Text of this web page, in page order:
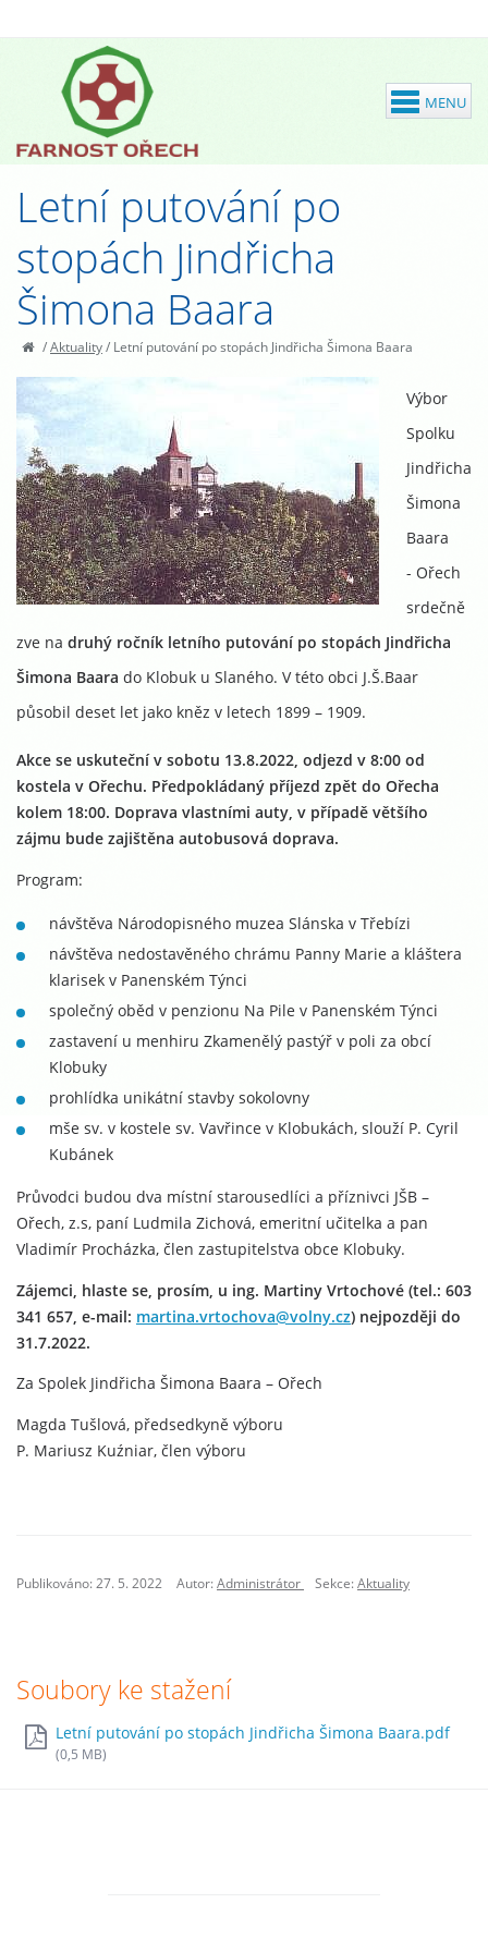
Letní putování po
stopách Jindřicha
Šimona Baara
/Aktuality/ Letní putování po stopách Jindřicha Šimona Baara
Výbor
Spolku
Jindřicha
Šimona
Baara
- Ořech
srdečně
zve na druhý ročník letního putování po stopách Jindřicha
Šimona Baara do Klobuk u Slaného. V této obci J.Š.Baar
působil deset let jako kněz v letech 1899 – 1909.
Akce se uskuteční v sobotu 13.8.2022, odjezd v 8:00 od
kostela v Ořechu. Předpokládaný příjezd zpět do Ořecha
kolem 18:00. Doprava vlastními auty, v případě většího
zájmu bude zajištěna autobusová doprava.
Program:
návštěva Národopisného muzea Slánska v Třebízi
návštěva nedostavěného chrámu Panny Marie a kláštera
klarisek v Panenském Týnci
společný oběd v penzionu Na Pile v Panenském Týnci
zastavení u menhiru Zkamenělý pastýř v poli za obcí
Klobuky
prohlídka unikátní stavby sokolovny
mše sv. v kostele sv. Vavřince v Klobukách, slouží P. Cyril
Kubánek
Průvodci budou dva místní starousedlíci a příznivci JŠB –
Ořech, z.s, paní Ludmila Zichová, emeritní učitelka a pan
Vladimír Procházka, člen zastupitelstva obce Klobuky.
Zájemci, hlaste se, prosím, u ing. Martiny Vrtochové (tel.: 603
341 657, e-mail: martina.vrtochova@volny.cz) nejpozději do
31.7.2022.
Za Spolek Jindřicha Šimona Baara – Ořech
Magda Tušlová, předsedkyně výboru
P. Mariusz Kuźniar, člen výboru
Publikováno: 27. 5. 2022 Autor:Administrátor Sekce:Aktuality
Soubory ke stažení
Letní putování po stopách Jindřicha Šimona Baara.pdf
(0,5 MB)